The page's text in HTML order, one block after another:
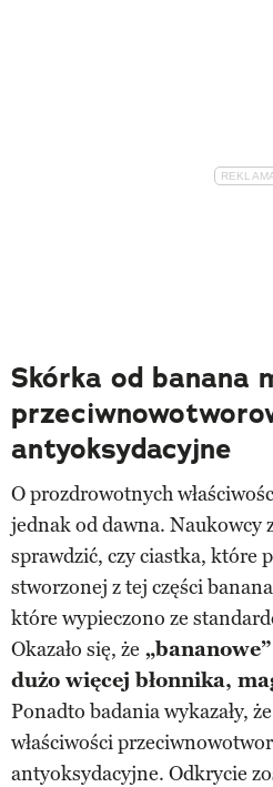
Skórka od banana
antyoksydacyjne
O prozdrowotnych
jednak od dawna.
sprawdzić, czy ciastka, które
stworzonej z tej części
które wypieczono ze
Okazało się, że
dużo więcej błonnika,
Ponadto badania wykazały,
właściwości
antyoksydacyjne. Odkrycie